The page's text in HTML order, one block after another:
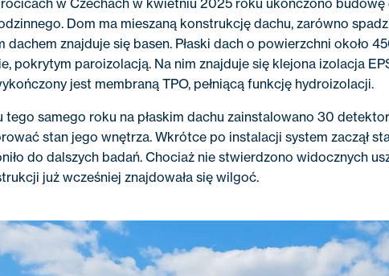
Dom ma mieszaną konstrukcję dachu, zarówno
dachem znajduje się basen. Płaski dach o powierzchni około
pokrytym paroizolacją. Na nim znajduje się klejona izolacja
jest membraną TPO, pełniącą funkcję hydroizolacji.
tego samego roku na płaskim dachu zainstalowano 30
stan jego wnętrza. Wkrótce po instalacji system zaczął
do dalszych badań. Chociaż nie stwierdzono widocznych
już wcześniej znajdowała się wilgoć.